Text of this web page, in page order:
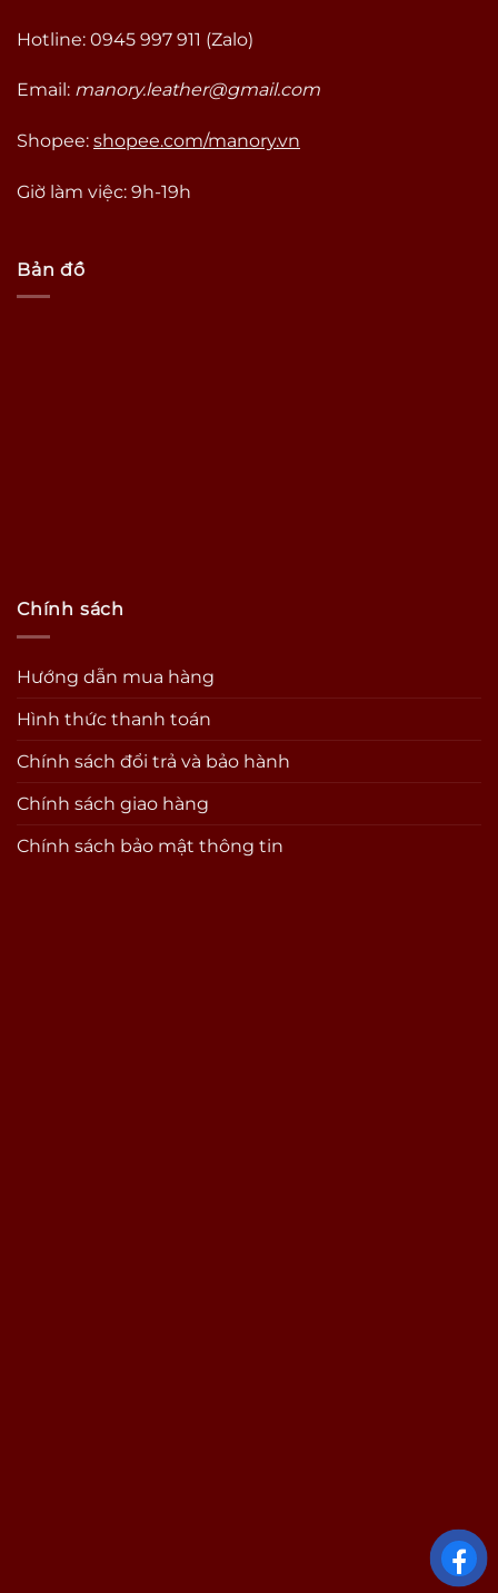
Hotline: 0945 997 911 (Zalo)
Email: manory.leather@gmail.com
Shopee: shopee.com/manory.vn
Giờ làm việc: 9h-19h
Bản đồ
Chính sách
Hướng dẫn mua hàng
Hình thức thanh toán
Chính sách đổi trả và bảo hành
Chính sách giao hàng
Chính sách bảo mật thông tin